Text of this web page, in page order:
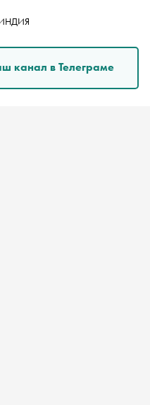
канал в Телеграме